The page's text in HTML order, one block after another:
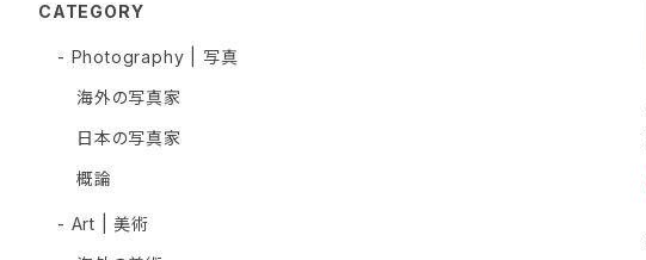
CATEGORY
- Photography | 写真
海外の写真家
日本の写真家
概論
- Art | 美術